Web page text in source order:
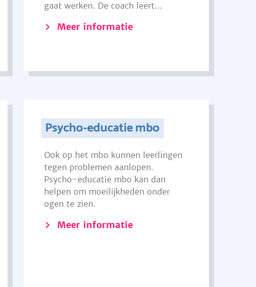
gaat werken. De coach leert...
Meer informatie
Psycho-educatie mbo
Ook op het mbo kunnen leerlingen
tegen problemen aanlopen.
Psycho-educatie mbo kan dan
helpen om moeilijkheden onder
ogen te zien.
Meer informatie